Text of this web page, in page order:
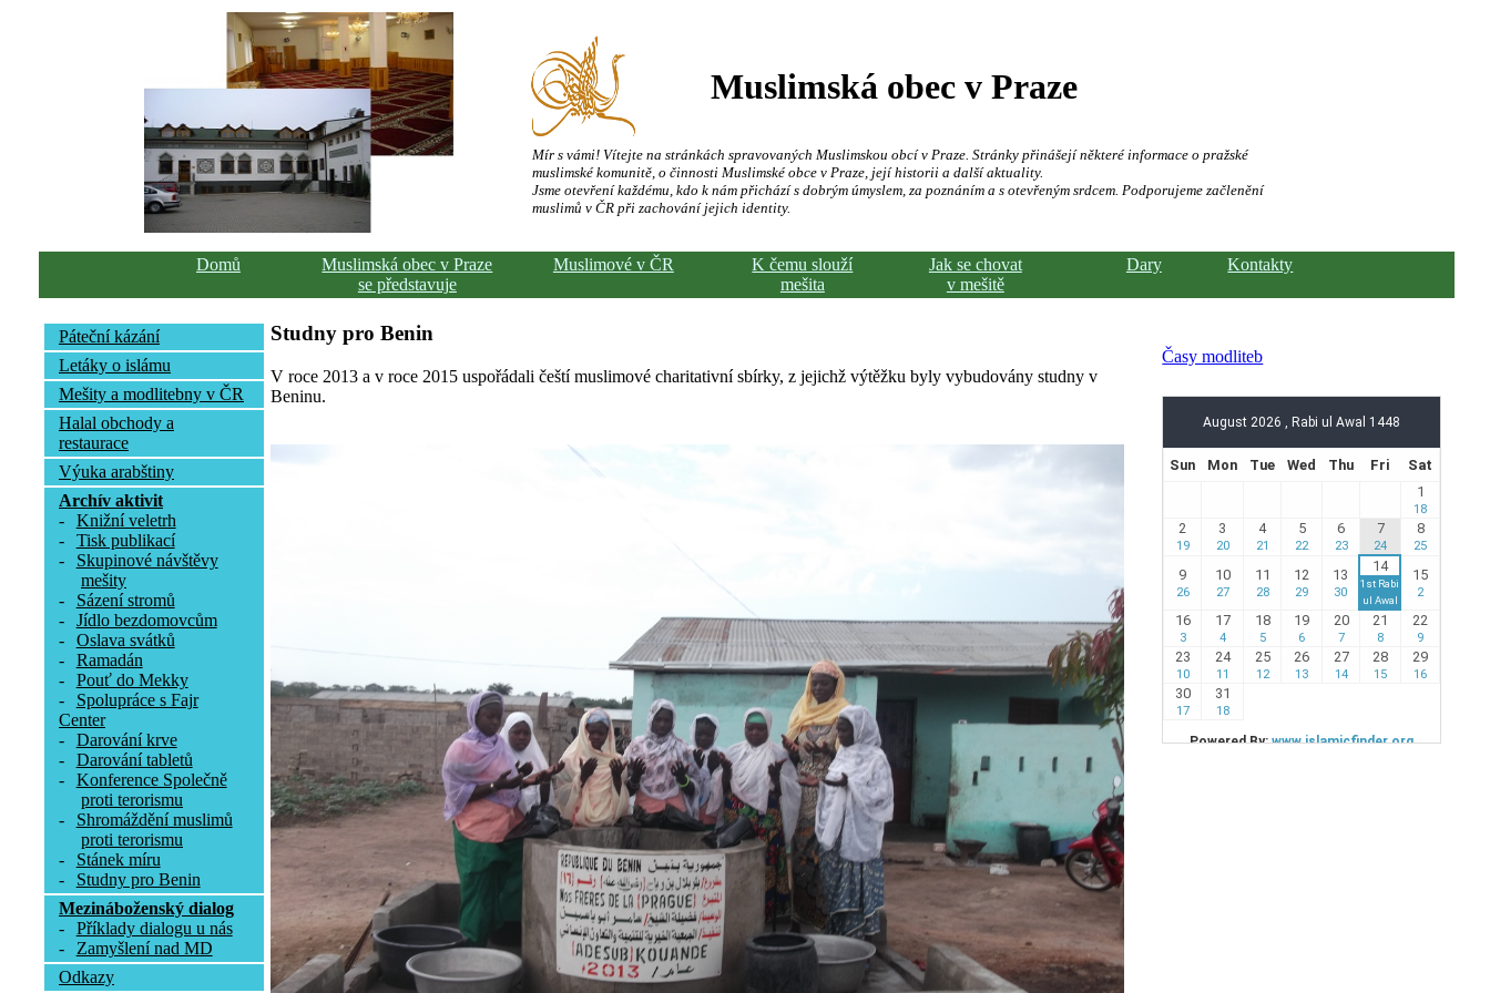
Muslimská obec v Praze
Mír s vámi! Vítejte na stránkách spravovaných Muslimskou obcí v Praze. Stránky přinášejí některé informace o pražské
muslimské komunitě, o činnosti Muslimské obce v Praze, její historii a další aktuality.
Jsme otevření každému, kdo k nám přichází s dobrým úmyslem, za poznáním a s otevřeným srdcem. Podporujeme začlenění
muslimů v ČR při zachování jejich identity.
Domů
Muslimská obec v Praze
se představuje
Muslimové v ČR
K čemu slouží
mešita
Jak se chovat
v mešitě
Dary Kontakty
Páteční kázání
Letáky o islámu
Mešity a modlitebny v ČR
Halal obchody a
restaurace
Výuka arabštiny
Archív aktivit
-
Knižní veletrh
-
Tisk publikací
-
Skupinové návštěvy
mešity
-
Sázení stromů
-
Jídlo bezdomovcům
-
Oslava svátků
-
Ramadán
-
Pouť do Mekky
-
Spolupráce s Fajr
Center
-
Darování krve
-
Darování tabletů
-
Konference Společně
proti terorismu
-
Shromáždění muslimů
proti terorismu
-
Stánek míru
-
Studny pro Benin
Mezináboženský dialog
-
Příklady dialogu u nás
-
Zamyšlení nad MD
Odkazy
Studny pro Benin
V roce 2013 a v roce 2015 uspořádali čeští muslimové charitativní sbírky, z jejichž výtěžku byly vybudovány studny v
Beninu.
Časy modliteb